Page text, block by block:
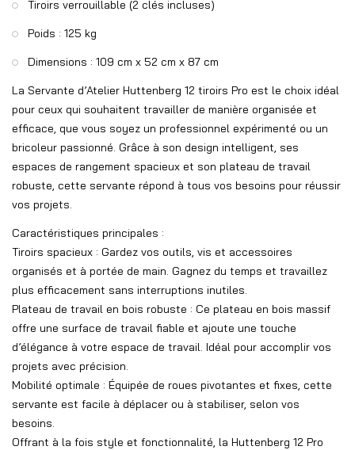
Tiroirs verrouillable (2 clés incluses)
Poids : 125 kg
Dimensions : 109 cm x 52 cm x 87 cm
La Servante d’Atelier Huttenberg 12 tiroirs Pro est le choix idéal
pour ceux qui souhaitent travailler de manière organisée et
efficace, que vous soyez un professionnel expérimenté ou un
bricoleur passionné. Grâce à son design intelligent, ses
espaces de rangement spacieux et son plateau de travail
robuste, cette servante répond à tous vos besoins pour réussir
vos projets.
Caractéristiques principales :
Tiroirs spacieux : Gardez vos outils, vis et accessoires
organisés et à portée de main. Gagnez du temps et travaillez
plus efficacement sans interruptions inutiles.
Plateau de travail en bois robuste : Ce plateau en bois massif
offre une surface de travail fiable et ajoute une touche
d’élégance à votre espace de travail. Idéal pour accomplir vos
projets avec précision.
Mobilité optimale : Équipée de roues pivotantes et fixes, cette
servante est facile à déplacer ou à stabiliser, selon vos
besoins.
Offrant à la fois style et fonctionnalité, la Huttenberg 12 Pro